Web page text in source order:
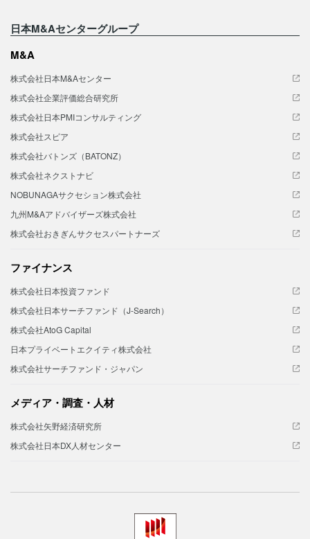
日本M&Aセンターグループ
M&A
株式会社日本M&Aセンター
株式会社企業評価総合研究所
株式会社日本PMIコンサルティング
株式会社スピア
株式会社バトンズ（BATONZ）
株式会社ネクストナビ
NOBUNAGAサクセション株式会社
九州M&Aアドバイザーズ株式会社
株式会社おきぎんサクセスパートナーズ
ファイナンス
株式会社日本投資ファンド
株式会社日本サーチファンド（J-Search）
株式会社AtoG Capital
日本プライベートエクイティ株式会社
株式会社サーチファンド・ジャパン
メディア・調査・人材
株式会社矢野経済研究所
株式会社日本DX人材センター